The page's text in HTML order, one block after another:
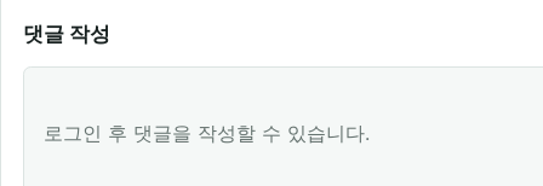
댓글 작성
로그인 후 댓글을 작성할 수 있습니다.